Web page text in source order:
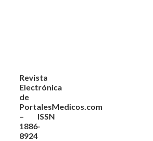
Revista
Electrónica
de
PortalesMedicos.com
– ISSN
1886-
8924